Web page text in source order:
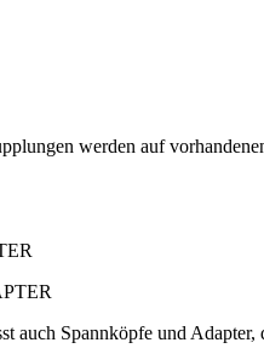
werden auf
auch Spannköpfe und